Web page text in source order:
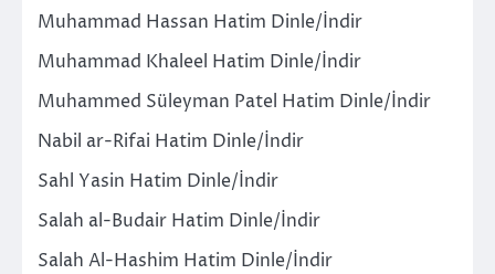
Muhammad Hassan Hatim Dinle/İndir
Muhammad Khaleel Hatim Dinle/İndir
Muhammed Süleyman Patel Hatim Dinle/İndir
Nabil ar-Rifai Hatim Dinle/İndir
Sahl Yasin Hatim Dinle/İndir
Salah al-Budair Hatim Dinle/İndir
Salah Al-Hashim Hatim Dinle/İndir